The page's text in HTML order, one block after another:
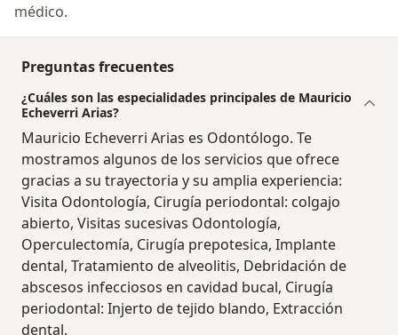
médico.
Preguntas frecuentes
¿Cuáles son las especialidades principales de Mauricio
Echeverri Arias?
Mauricio Echeverri Arias es Odontólogo. Te
mostramos algunos de los servicios que ofrece
gracias a su trayectoria y su amplia experiencia:
Visita Odontología, Cirugía periodontal: colgajo
abierto, Visitas sucesivas Odontología,
Operculectomía, Cirugía prepotesica, Implante
dental, Tratamiento de alveolitis, Debridación de
abscesos infecciosos en cavidad bucal, Cirugía
periodontal: Injerto de tejido blando, Extracción
dental.